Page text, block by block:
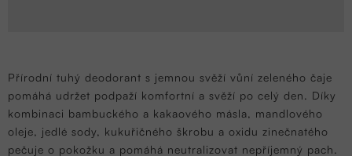
Přírodní tuhý deodorant s jemnou svěží vůní zeleného čaje
pomáhá udržet podpaží komfortní a svěží po celý den. Díky
kombinaci bambuckého a kakaového másla, mandlového
oleje, jedlé sody, kukuřičného škrobu a oxidu zinečnatého
pečuje o pokožku a pomáhá neutralizovat nepříjemný pach.